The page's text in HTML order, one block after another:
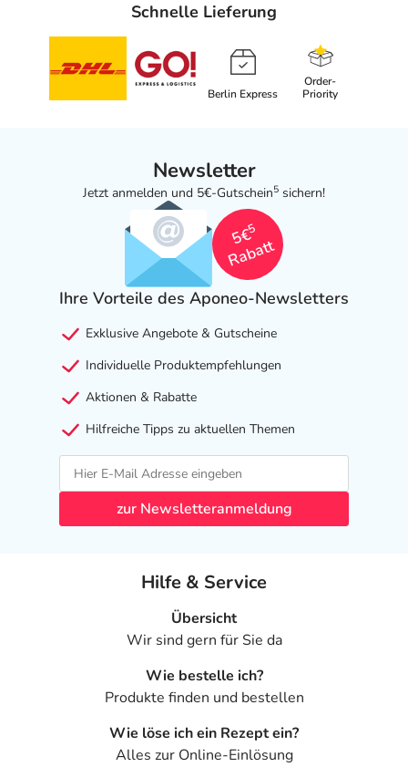
Schnelle Lieferung
Berlin Express
Order-
Priority
Newsletter
Jetzt anmelden und 5€-Gutschein5 sichern!
5€
5
Rabatt
Ihre Vorteile des Aponeo-Newsletters
Exklusive Angebote & Gutscheine
Individuelle Produktempfehlungen
Aktionen & Rabatte
Hilfreiche Tipps zu aktuellen Themen
zur Newsletteranmeldung
Hilfe & Service
Übersicht
Wir sind gern für Sie da
Wie bestelle ich?
Produkte finden und bestellen
Wie löse ich ein Rezept ein?
Alles zur Online-Einlösung